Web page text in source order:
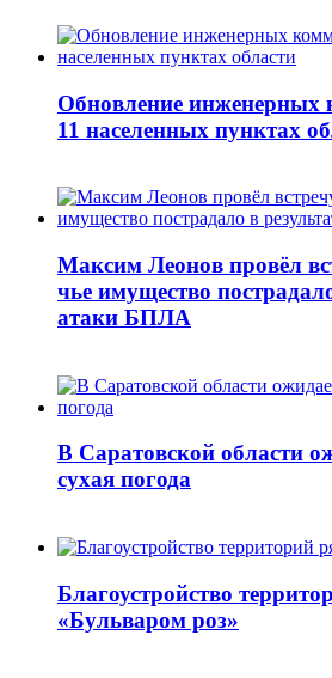
Обновление инженерных
11 населенных пунктах
Максим Леонов провёл
чье имущество
атаки БПЛА
В Саратовской области
сухая погода
Благоустройство
«Бульваром роз»